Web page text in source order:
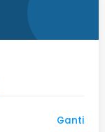
Ganti